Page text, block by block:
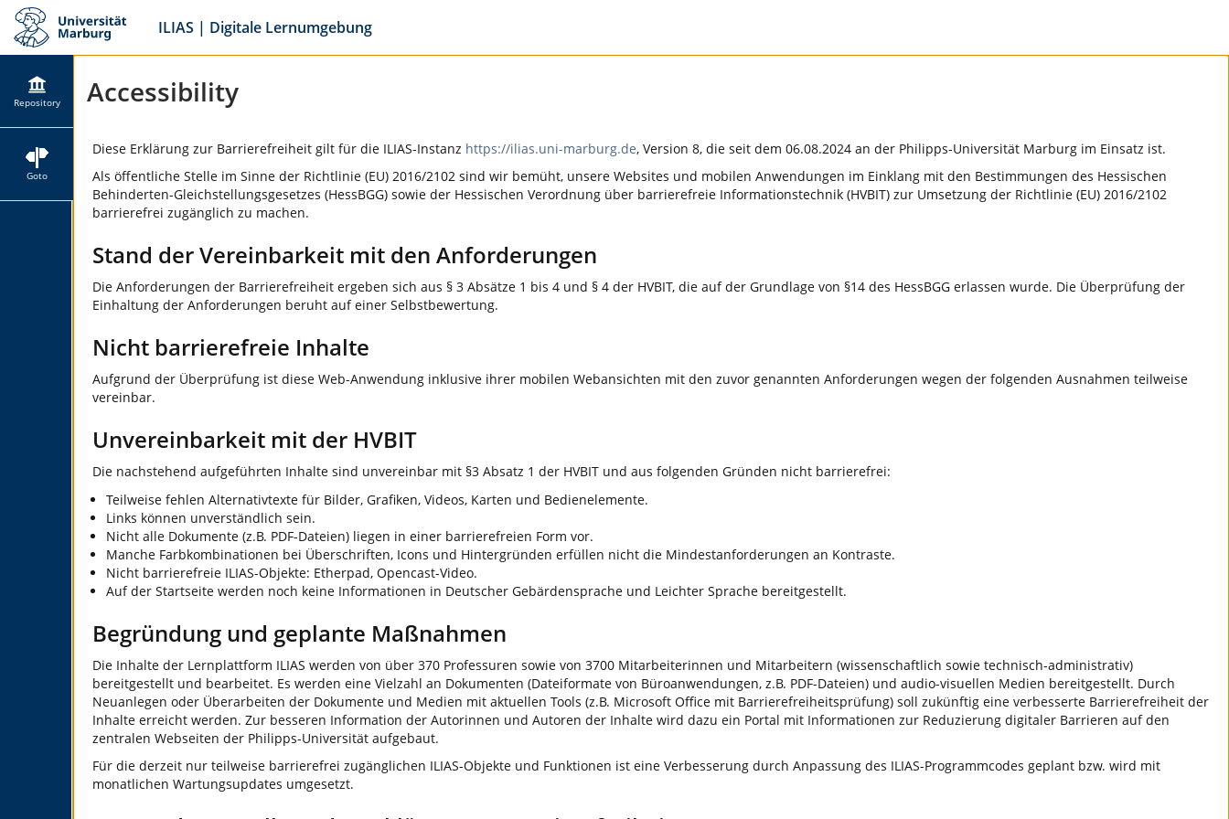
ILIAS | Digitale Lernumgebung
Repository
Goto
Accessibility
Diese Erklärung zur Barrierefreiheit gilt für die ILIAS-Instanz https://ilias.uni-marburg.de, Version 8, die seit dem 06.08.2024 an der Philipps-Universität Marburg im Einsatz ist.
Als öffentliche Stelle im Sinne der Richtlinie (EU) 2016/2102 sind wir bemüht, unsere Websites und mobilen Anwendungen im Einklang mit den Bestimmungen des Hessischen
Behinderten-Gleichstellungsgesetzes (HessBGG) sowie der Hessischen Verordnung über barrierefreie Informationstechnik (HVBIT) zur Umsetzung der Richtlinie (EU) 2016/2102
barrierefrei zugänglich zu machen.
Stand der Vereinbarkeit mit den Anforderungen
Die Anforderungen der Barrierefreiheit ergeben sich aus § 3 Absätze 1 bis 4 und § 4 der HVBIT, die auf der Grundlage von §14 des HessBGG erlassen wurde. Die Überprüfung der
Einhaltung der Anforderungen beruht auf einer Selbstbewertung.
Nicht barrierefreie Inhalte
Aufgrund der Überprüfung ist diese Web-Anwendung inklusive ihrer mobilen Webansichten mit den zuvor genannten Anforderungen wegen der folgenden Ausnahmen teilweise
vereinbar.
Unvereinbarkeit mit der HVBIT
Die nachstehend aufgeführten Inhalte sind unvereinbar mit §3 Absatz 1 der HVBIT und aus folgenden Gründen nicht barrierefrei:
Teilweise fehlen Alternativtexte für Bilder, Grafiken, Videos, Karten und Bedienelemente.
Links können unverständlich sein.
Nicht alle Dokumente (z.B. PDF-Dateien) liegen in einer barrierefreien Form vor.
Manche Farbkombinationen bei Überschriften, Icons und Hintergründen erfüllen nicht die Mindestanforderungen an Kontraste.
Nicht barrierefreie ILIAS-Objekte: Etherpad, Opencast-Video.
Auf der Startseite werden noch keine Informationen in Deutscher Gebärdensprache und Leichter Sprache bereitgestellt.
Begründung und geplante Maßnahmen
Die Inhalte der Lernplattform ILIAS werden von über 370 Professuren sowie von 3700 Mitarbeiterinnen und Mitarbeitern (wissenschaftlich sowie technisch-administrativ)
bereitgestellt und bearbeitet. Es werden eine Vielzahl an Dokumenten (Dateiformate von Büroanwendungen, z.B. PDF-Dateien) und audio-visuellen Medien bereitgestellt. Durch
Neuanlegen oder Überarbeiten der Dokumente und Medien mit aktuellen Tools (z.B. Microsoft Office mit Barrierefreiheitsprüfung) soll zukünftig eine verbesserte Barrierefreiheit der
Inhalte erreicht werden. Zur besseren Information der Autorinnen und Autoren der Inhalte wird dazu ein Portal mit Informationen zur Reduzierung digitaler Barrieren auf den
zentralen Webseiten der Philipps-Universität aufgebaut.
Für die derzeit nur teilweise barrierefrei zugänglichen ILIAS-Objekte und Funktionen ist eine Verbesserung durch Anpassung des ILIAS-Programmcodes geplant bzw. wird mit
monatlichen Wartungsupdates umgesetzt.